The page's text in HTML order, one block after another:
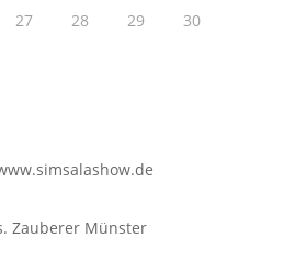
27 28 29
30
Zauberer Münster